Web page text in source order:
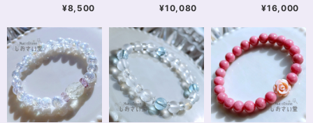
¥8,500 ¥10,080 ¥16,000